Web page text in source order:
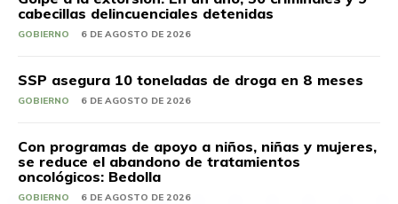
cabecillas delincuenciales detenidas
GOBIERNO 6 DE AGOSTO DE 2026
SSP asegura 10 toneladas de droga en 8 meses
GOBIERNO 6 DE AGOSTO DE 2026
Con programas de apoyo a niños, niñas y mujeres,
se reduce el abandono de tratamientos
oncológicos: Bedolla
GOBIERNO 6 DE AGOSTO DE 2026